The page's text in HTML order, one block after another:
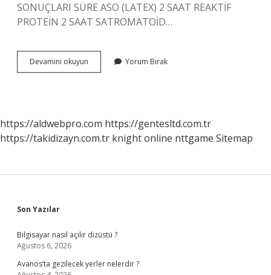
SONUÇLARI SÜRE ASO (LATEX) 2 SAAT REAKTİF
PROTEİN 2 SAAT SATROMATOİD…
Devamını okuyun Brusella
Testi
Yorum Bırak
https://aldwebpro.com https://gentesltd.com.tr
https://takidizayn.com.tr knight online nttgame Sitemap
Sidebar
Son Yazılar
Bilgisayar nasıl açılır dizüstü ?
Ağustos 6, 2026
Avanos’ta gezilecek yerler nelerdir ?